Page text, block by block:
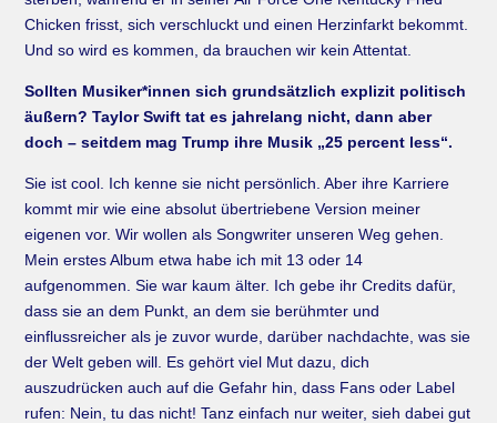
Chicken frisst, sich verschluckt und einen Herzinfarkt bekommt.
Und so wird es kommen, da brauchen wir kein Attentat.
Sollten Musiker*innen sich grundsätzlich explizit politisch
äußern? Taylor Swift tat es jahrelang nicht, dann aber
doch – seitdem mag Trump ihre Musik „25 percent less“.
Sie ist cool. Ich kenne sie nicht persönlich. Aber ihre Karriere
kommt mir wie eine absolut übertriebene Version meiner
eigenen vor. Wir wollen als Songwriter unseren Weg gehen.
Mein erstes Album etwa habe ich mit 13 oder 14
aufgenommen. Sie war kaum älter. Ich gebe ihr Credits dafür,
dass sie an dem Punkt, an dem sie berühmter und
einflussreicher als je zuvor wurde, darüber nachdachte, was sie
der Welt geben will. Es gehört viel Mut dazu, dich
auszudrücken auch auf die Gefahr hin, dass Fans oder Label
rufen: Nein, tu das nicht! Tanz einfach nur weiter, sieh dabei gut